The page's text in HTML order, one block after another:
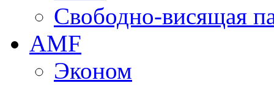
Свободно-висящая
AMF
Эконом